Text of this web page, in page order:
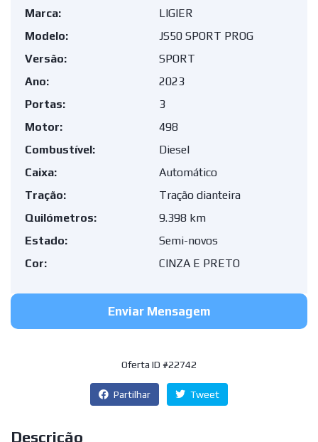
Marca:
LIGIER
Modelo:
JS50 SPORT PROG
Versão:
SPORT
Ano:
2023
Portas:
3
Motor:
498
Combustível:
Diesel
Caixa:
Automático
Tração:
Tração dianteira
Quilómetros:
9.398 km
Estado:
Semi-novos
Cor:
CINZA E PRETO
Enviar Mensagem
Oferta ID #22742
Partilhar Tweet
Descrição